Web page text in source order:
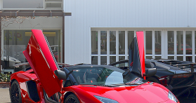
サービス案内
Company info.
会社案内